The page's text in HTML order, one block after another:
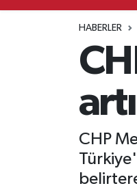
HABERLER
CHP
Haber Arşivi